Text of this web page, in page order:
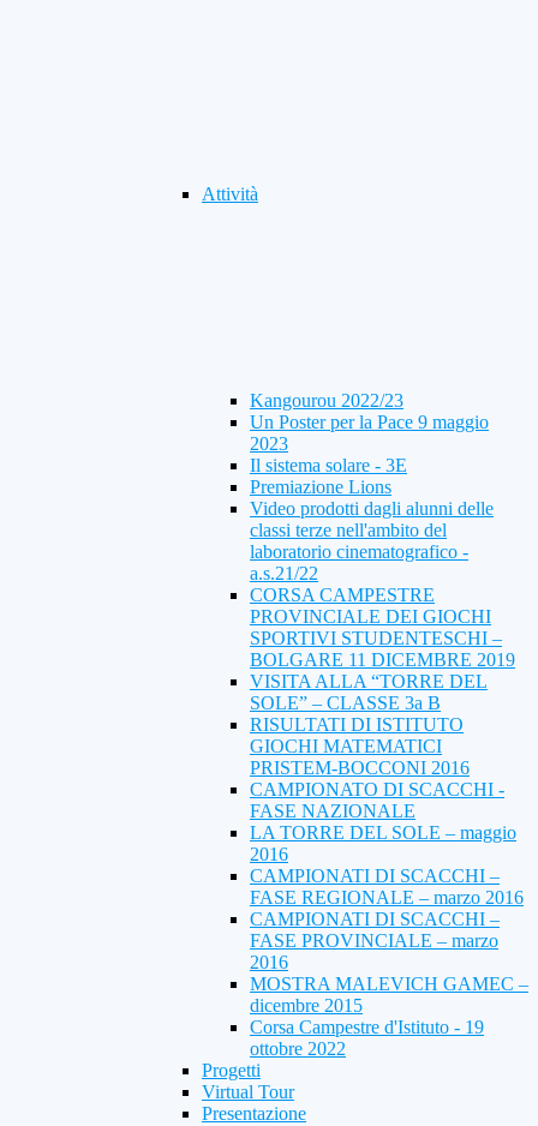
Attività
Kangourou 2022/23
Un Poster per la Pace 9 maggio
2023
Il sistema solare - 3E
Premiazione Lions
Video prodotti dagli alunni delle
classi terze nell'ambito del
laboratorio cinematografico -
a.s.21/22
CORSA CAMPESTRE
PROVINCIALE DEI GIOCHI
SPORTIVI STUDENTESCHI –
BOLGARE 11 DICEMBRE 2019
VISITA ALLA “TORRE DEL
SOLE” – CLASSE 3a B
RISULTATI DI ISTITUTO
GIOCHI MATEMATICI
PRISTEM-BOCCONI 2016
CAMPIONATO DI SCACCHI -
FASE NAZIONALE
LA TORRE DEL SOLE – maggio
2016
CAMPIONATI DI SCACCHI –
FASE REGIONALE – marzo 2016
CAMPIONATI DI SCACCHI –
FASE PROVINCIALE – marzo
2016
MOSTRA MALEVICH GAMEC –
dicembre 2015
Corsa Campestre d'Istituto - 19
ottobre 2022
Progetti
Virtual Tour
Presentazione